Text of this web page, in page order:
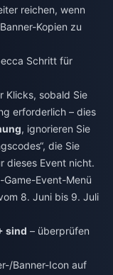
reichen, wenn
Kopien zu
Schritt für
Klicks, sobald Sie
erforderlich – dies
, ignorieren Sie
die Sie
dieses Event nicht.
Event-Menü
8. Juni bis 9. Juli
sind – überprüfen
Banner-Icon auf